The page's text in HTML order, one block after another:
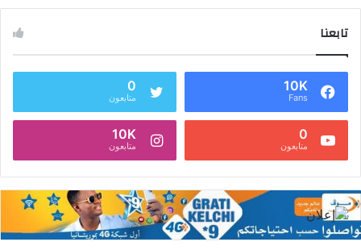
تابعنا
10K
Fans
0
متابعون
0
متابعون
10K
متابعون